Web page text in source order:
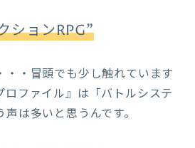
ションRPG”
・・冒頭でも少し触れています
ロファイル』は「バトルシステ
は多いと思うんです。